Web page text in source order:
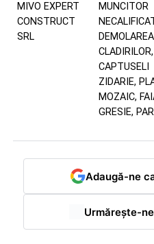
MIVO EXPERT
CONSTRUCT
SRL
MUNCITOR
DEMOLAREA
CLADIRILOR,
CAPTUSELI
ZIDARIE,
MOZAIC,
GRESIE,
Adaugă-ne
Urmărește-